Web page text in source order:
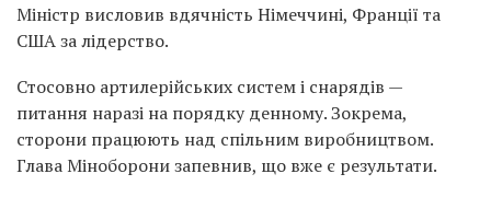
Міністр висловив вдячність Німеччині, Франції та
США за лідерство.
Стосовно артилерійських систем і снарядів —
питання наразі на порядку денному. Зокрема,
сторони працюють над спільним виробництвом.
Глава Міноборони запевнив, що вже є результати.